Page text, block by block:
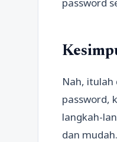
Nah, itulah
password,
langkah-
dan mudah.